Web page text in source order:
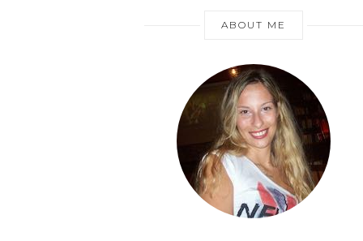
ABOUT ME